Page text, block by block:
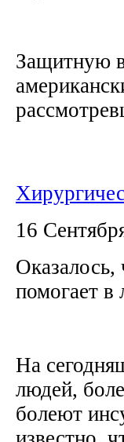
Защитную
16
Оказалось,
помогает в
На
людей,
болеют